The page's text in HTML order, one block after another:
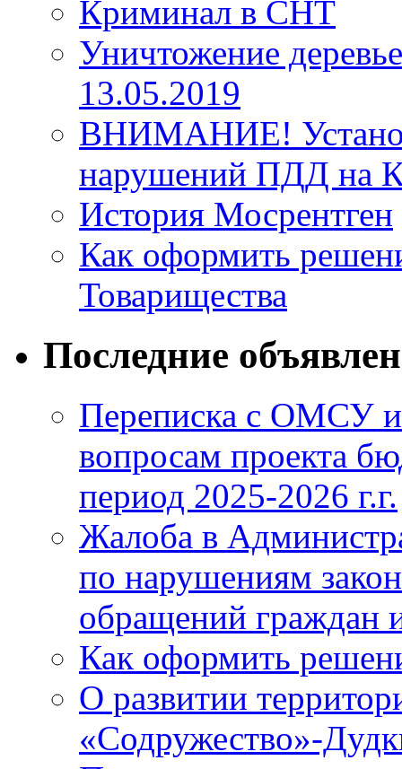
Криминал в СНТ
Уничтожение
13.05.2019
ВНИМАНИЕ!
нарушений ПДД на
История Мосрентген
Как оформить
Товарищества
Последние
Переписка с ОМСУ
вопросам проекта
период 2025-2026 г.г.
Жалоба в
по нарушениям
обращений граждан
Как оформить
О развитии
«Содружество»-